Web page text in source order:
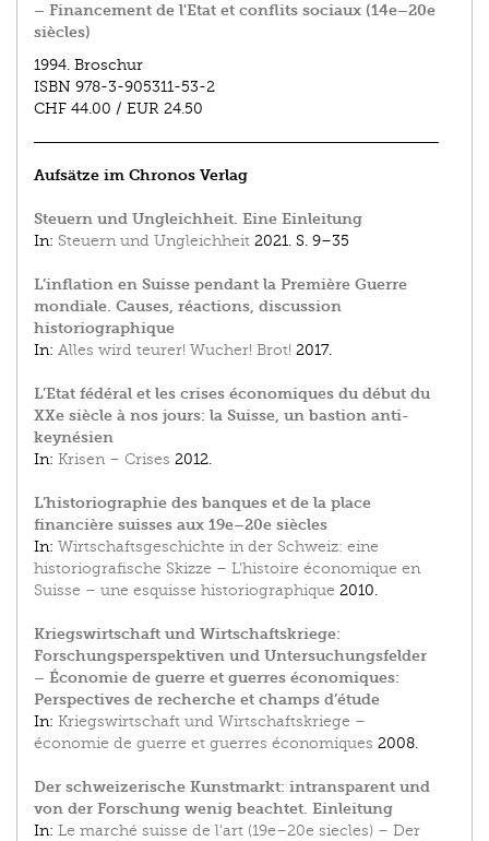
– Financement de l'Etat et conflits sociaux (14e–20e
siècles)
1994. Broschur
ISBN 978-3-905311-53-2
CHF 44.00 / EUR 24.50
Aufsätze im Chronos Verlag
Steuern und Ungleichheit. Eine Einleitung
In: Steuern und Ungleichheit 2021. S. 9–35
L’inflation en Suisse pendant la Première Guerre
mondiale. Causes, réactions, discussion
historiographique
In: Alles wird teurer! Wucher! Brot! 2017.
L’Etat fédéral et les crises économiques du début du
XXe siècle à nos jours: la Suisse, un bastion anti-
keynésien
In: Krisen – Crises 2012.
L’historiographie des banques et de la place
financière suisses aux 19e–20e siècles
In: Wirtschaftsgeschichte in der Schweiz: eine
historiografische Skizze – L'histoire économique en
Suisse – une esquisse historiographique 2010.
Kriegswirtschaft und Wirtschaftskriege:
Forschungsperspektiven und Untersuchungsfelder
– Économie de guerre et guerres économiques:
Perspectives de recherche et champs d’étude
In: Kriegswirtschaft und Wirtschaftskriege –
économie de guerre et guerres économiques 2008.
Der schweizerische Kunstmarkt: intransparent und
von der Forschung wenig beachtet. Einleitung
In: Le marché suisse de l'art (19e–20e siecles) – Der